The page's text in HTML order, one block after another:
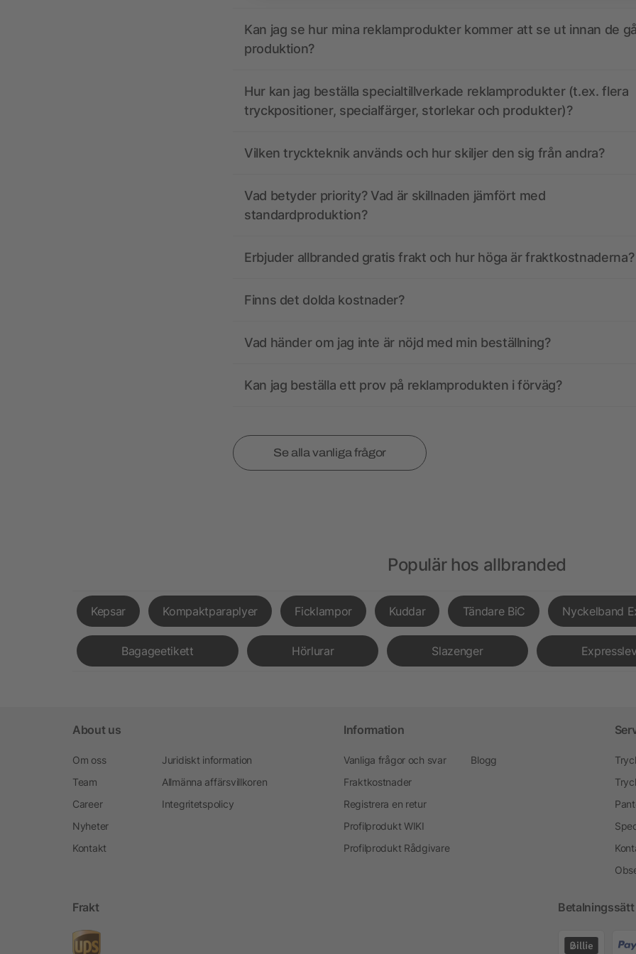
Kan jag se hur mina reklamprodukter kommer att se ut innan de
produktion?
Hur kan jag beställa specialtillverkade reklamprodukter (t.ex. flera
tryckpositioner, specialfärger, storlekar och produkter)?
Vilken tryckteknik används och hur skiljer den sig från andra?
Vad betyder priority? Vad är skillnaden jämfört med
standardproduktion?
Erbjuder allbranded gratis frakt och hur höga är fraktkostnaderna?
Finns det dolda kostnader?
Vad händer om jag inte är nöjd med min beställning?
Kan jag beställa ett prov på reklamprodukten i förväg?
Se alla vanliga frågor
Populär hos allbranded
Kepsar Kompaktparaplyer Ficklampor Kuddar Tändare BiC Nyckelband
Bagageetikett Hörlurar Slazenger
About us
Om oss
Team
Career
Nyheter
Kontakt
Juridiskt information
Allmänna affärsvillkoren
Integritetspolicy
Information
Vanliga frågor och svar
Fraktkostnader
Registrera en retur
Profilprodukt WIKI
Profilprodukt Rådgivare
Blogg
Frakt Betalningssätt